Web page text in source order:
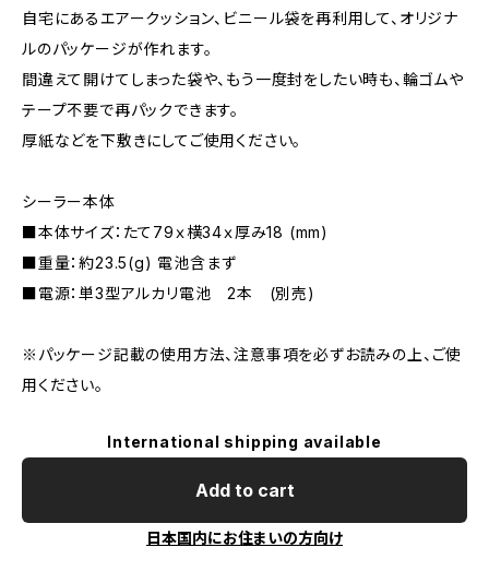
自宅にあるエアークッション、ビニール袋を再利用して、オリジナ
ルのパッケージが作れます。
間違えて開けてしまった袋や、もう一度封をしたい時も、輪ゴムや
テープ不要で再パックできます。
厚紙などを下敷きにしてご使用ください。
シーラー本体
■本体サイズ：たて79ｘ横34ｘ厚み18 (mm)
■重量：約23.5(g) 電池含まず
■電源：単3型アルカリ電池 2本 (別売)
※パッケージ記載の使用方法、注意事項を必ずお読みの上、ご使
用ください。
International shipping available
Add to cart
日本国内にお住まいの方向け